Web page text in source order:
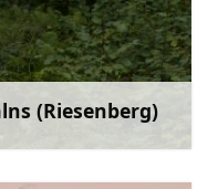
(Riesenberg)
Mehr